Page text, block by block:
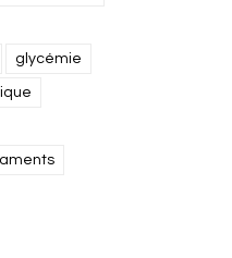
glycémie